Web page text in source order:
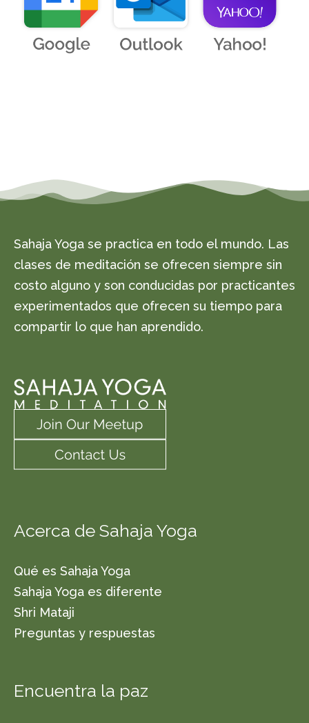
Sahaja Yoga se practica en todo el mundo. Las
clases de meditación se ofrecen siempre sin
costo alguno y son conducidas por practicantes
experimentados que ofrecen su tiempo para
compartir lo que han aprendido.
Acerca de Sahaja Yoga
Qué es Sahaja Yoga
Sahaja Yoga es diferente
Shri Mataji
Preguntas y respuestas
Encuentra la paz